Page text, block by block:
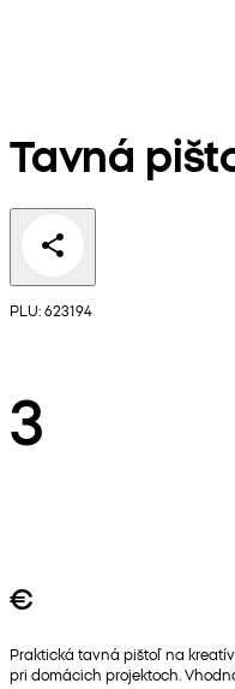
Tavná
PLU: 623194
3
€
Praktická tavná pištoľ na
pri domácich projektoch.